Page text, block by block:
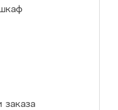
заказа